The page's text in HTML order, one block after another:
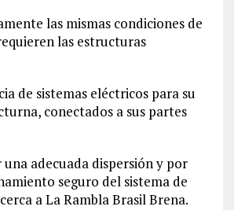
las mismas condiciones de
las estructuras
de sistemas eléctricos para su
conectados a sus partes
adecuada dispersión y por
seguro del sistema de
a La Rambla Brasil Brena.